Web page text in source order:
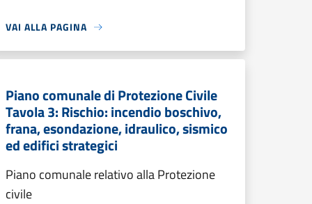
VAI ALLA PAGINA
Piano comunale di Protezione Civile
Tavola 3: Rischio: incendio boschivo,
frana, esondazione, idraulico, sismico
ed edifici strategici
Piano comunale relativo alla Protezione
civile